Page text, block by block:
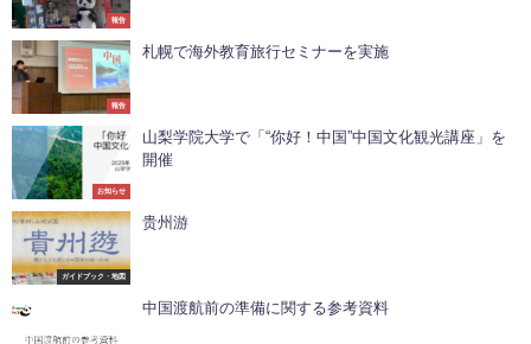
報告
報告
札幌で海外教育旅行セミナーを実施
お知らせ
山梨学院大学で「“你好！中国”中国文化観光講座」を
開催
ガイドブック・地図
贵州游
中国渡航前の準備に関する参考資料